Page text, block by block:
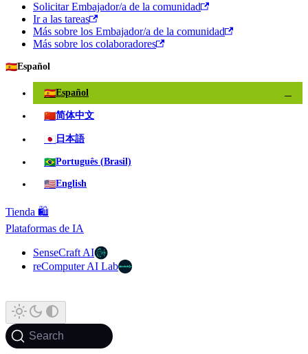
Solicitar Embajador/a de la comunidad
Ir a las tareas
Más sobre los Embajador/a de la comunidad
Más sobre los colaboradores
🇪🇸Español
🇪🇸Español
🇨🇳简体中文
🇯🇵 日本語
🇧🇷Português (Brasil)
🇺🇸English
Tienda 🛍️
Plataformas de IA
SenseCraft AI
reComputer AI Lab
Search